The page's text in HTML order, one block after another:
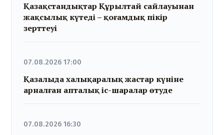
Қазақстандықтар Құрылтай сайлауынан
жақсылық күтеді – қоғамдық пікір
зерттеуі
07.08.2026 17:00
Қазалыда халықаралық жастар күніне
арналған апталық іс-шаралар өтуде
07.08.2026 16:30